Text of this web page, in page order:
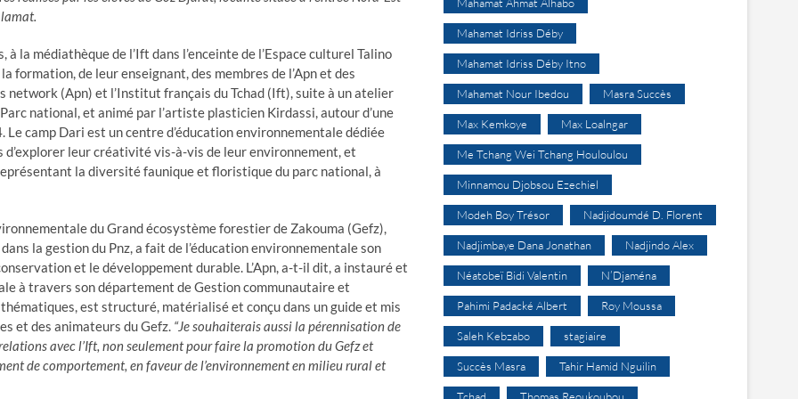
la médiathèque de l’Ift dans l’enceinte de l’Espace culturel Talino
formation, de leur enseignant, des membres de l’Apn et des
(Apn) et l’Institut français du Tchad (Ift), suite à un atelier
national, et animé par l’artiste plasticien Kirdassi, autour d’une
camp Dari est un centre d’éducation environnementale dédiée
leur créativité vis-à-vis de leur environnement, et
la diversité faunique et floristique du parc national, à
du Grand écosystème forestier de Zakouma (Gefz),
la gestion du Pnz, a fait de l’éducation environnementale son
et le développement durable. L’Apn, a-t-il dit, a instauré et
à travers son département de Gestion communautaire et
est structuré, matérialisé et conçu dans un guide et mis
et des animateurs du Gefz. “Je souhaiterais aussi la pérennisation de
avec l’Ift, non seulement pour faire la promotion du Gefz et
de comportement, en faveur de l’environnement en milieu rural et
Mahamat Idriss Déby
Mahamat Idriss Déby Itno
Mahamat Nour Ibedou Masra Succès
Max Kemkoye Max Loalngar
Me Tchang Wei Tchang Houloulou
Minnamou Djobsou Ezechiel
Modeh Boy Trésor Nadjidoumdé D. Florent
Nadjimbaye Dana Jonathan Nadjindo Alex
Néatobeï Bidi Valentin N’Djaména
Pahimi Padacké Albert Roy Moussa
Saleh Kebzabo stagiaire
Succès Masra Tahir Hamid Nguilin